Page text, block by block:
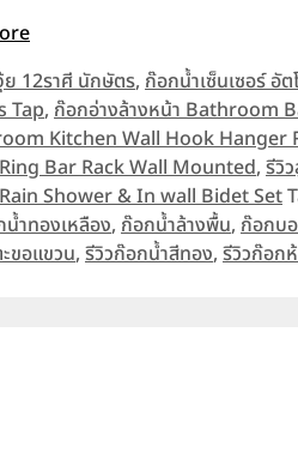
12ราศี นักษัตร, ก๊อกน้ำเซ็นเซอร์
Tap, ก๊อกอ่างล้างหน้า Bathroom
Kitchen Wall Hook Hanger
Bar Rack Wall Mounted, รีวิ
Shower & In wall Bidet Set
ำทองเหลือง, ก๊อกน้ำล้างพื้น, ก๊อกบ
ขอแขวน, รีวิวก๊อกน้ำสีทอง, รีวิวก๊อก